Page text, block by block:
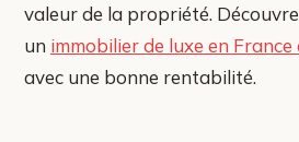
valeur de la propriété.
un immobilier de luxe en
avec une bonne rentabilité.